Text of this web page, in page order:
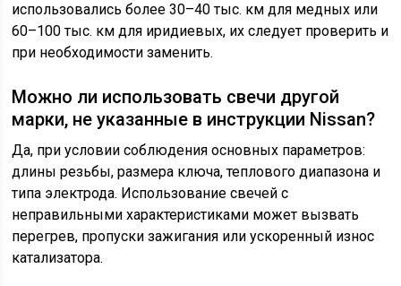
использовались более 30–40 тыс. км для медных или
60–100 тыс. км для иридиевых, их следует проверить и
при необходимости заменить.
Можно ли использовать свечи другой
марки, не указанные в инструкции Nissan?
Да, при условии соблюдения основных параметров:
длины резьбы, размера ключа, теплового диапазона и
типа электрода. Использование свечей с
неправильными характеристиками может вызвать
перегрев, пропуски зажигания или ускоренный износ
катализатора.